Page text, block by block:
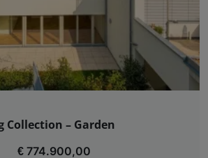
Collection – Garden
€ 774.900,00